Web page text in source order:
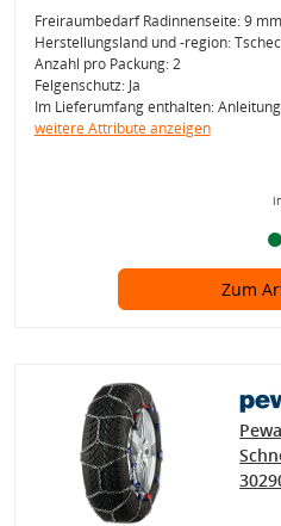
Freiraumbedarf Radinnenseite: 9 mm
Herstellungsland und -region:
Anzahl pro Packung: 2
Felgenschutz: Ja
Im Lieferumfang enthalten: Anleitung
weitere Attribute anzeigen
Zum